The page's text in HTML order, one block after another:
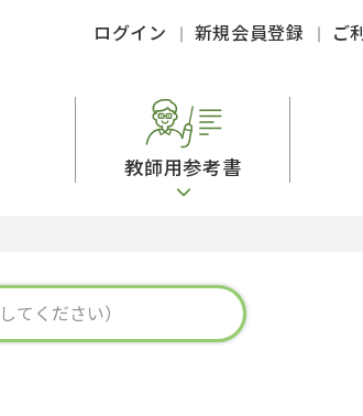
ログイン 新規会員登録 ご
語辞典
ア語辞典
教師用参考書
・談話・表現
学